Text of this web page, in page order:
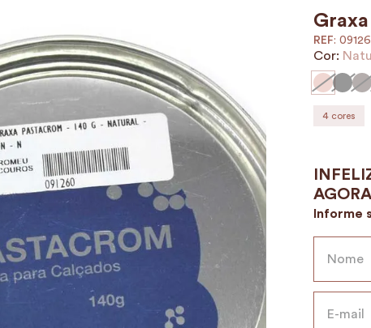
:
Cor:
4 cores
6º
carteira
7º
avental
nécessaire
alvorada
10